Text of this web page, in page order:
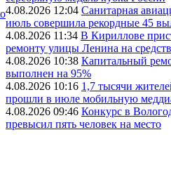
4.08.2026 12:04 Санитарная
июль совершила рекордные 45
4.08.2026 11:34 В Кириллове
ремонту улицы Ленина на
4.08.2026 10:38 Капитальный
выполнен на 95%
4.08.2026 10:16 1,7 тысячи
прошли в июле мобильную
4.08.2026 09:46 Конкурс в
превысил пять человек на место